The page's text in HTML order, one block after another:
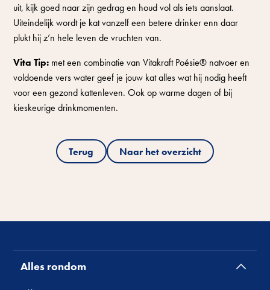
uit, kijk goed naar zijn gedrag en houd vol als iets aanslaat.
Uiteindelijk wordt je kat vanzelf een betere drinker enn daar
plukt hij z’n hele leven de vruchten van.
Vita Tip: met een combinatie van Vitakraft Poésie® natvoer en
voldoende vers water geef je jouw kat alles wat hij nodig heeft
voor een gezond kattenleven. Ook op warme dagen of bij
kieskeurige drinkmomenten.
Terug Naar het overzicht
Alles rondom